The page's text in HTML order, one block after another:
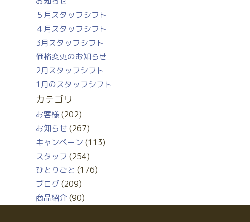
５月スタッフシフト
４月スタッフシフト
3月スタッフシフト
価格変更のお知らせ
2月スタッフシフト
1月のスタッフシフト
カテゴリ
お客様(202)
お知らせ (267)
キャンペーン (113)
スタッフ (254)
ひとりごと (176)
ブログ(209)
商品紹介 (90)